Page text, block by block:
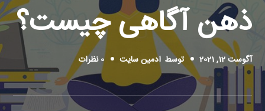
ذهن‌ آگاهی چیست؟
آگوست 12, 2021 توسط ادمین سایت 0 نظرات